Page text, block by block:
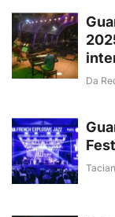
Da